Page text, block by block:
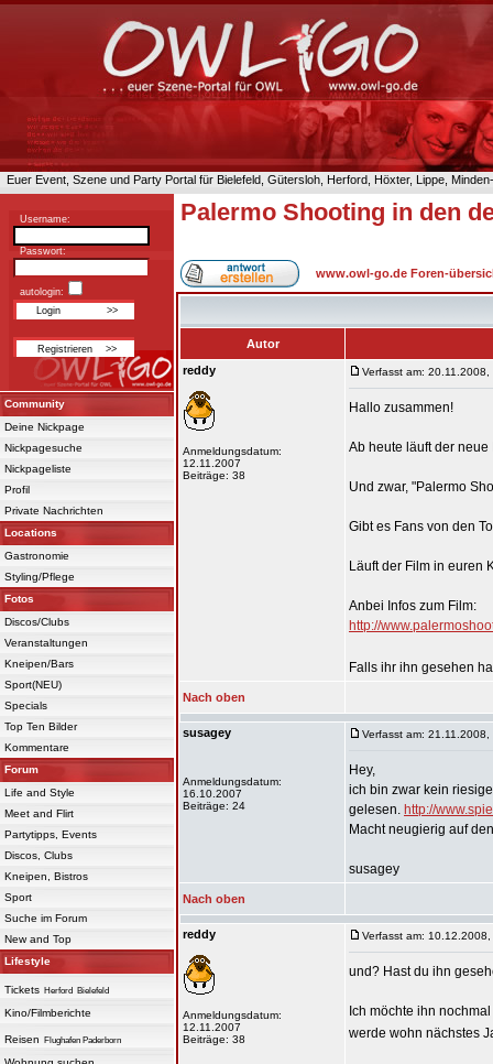
Euer Event, Szene und Party Portal für Bielefeld, Gütersloh, Herford, Höxter, Lippe,
Username:
Passwort:
autologin:
Community
Deine Nickpage
Nickpagesuche
Nickpageliste
Profil
Private Nachrichten
Locations
Gastronomie
Styling/Pflege
Fotos
Discos/Clubs
Veranstaltungen
Kneipen/Bars
Sport(NEU)
Specials
Top Ten Bilder
Kommentare
Forum
Life and Style
Meet and Flirt
Partytipps, Events
Discos, Clubs
Kneipen, Bistros
Sport
Suche im Forum
New and Top
Lifestyle
Tickets Herford Bielefeld
Kino/Filmberichte
Reisen Flughafen Paderborn
Palermo Shooting in den
www.owl-go.de Foren-
Autor
reddy
Anmeldungsdatum:
12.11.2007
Beiträge: 38
Verfasst am: 20.11.2008,
Hallo zusammen!
Ab heute läuft der
Und zwar, "Palermo
Gibt es Fans von den
Läuft der Film in euren
Anbei Infos zum Film:
http://
Falls ihr ihn gesehen
Nach oben
susagey
Anmeldungsdatum:
16.10.2007
Beiträge: 24
Verfasst am: 21.11.2008,
Hey,
ich bin zwar kein
gelesen. http://
Macht neugierig auf
susagey
Nach oben
reddy
Anmeldungsdatum:
12.11.2007
Beiträge: 38
Verfasst am:
und? Hast du ihn
Ich möchte ihn
werde wohn nächstes